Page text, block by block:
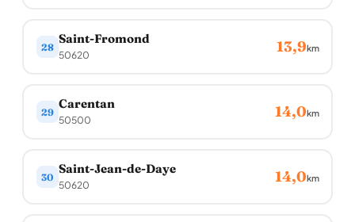
28
Saint-Fromond
50620 13,9km
29
Carentan
50500 14,0km
30
Saint-Jean-de-Daye
50620 14,0km